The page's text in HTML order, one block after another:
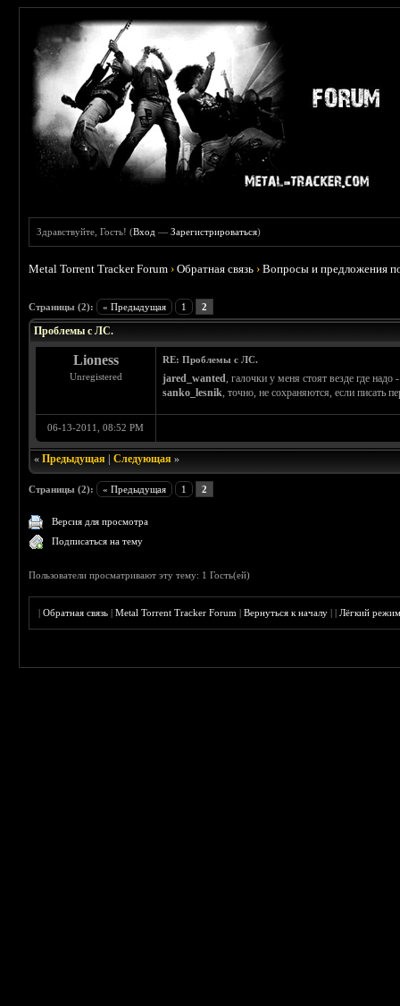
Здравствуйте, Гость! (Вход —Зарегистрироваться)
Metal Torrent Tracker Forum ›Обратная связь ›Вопросы и предложения
Страницы (2): « Предыдущая 1 2
Проблемы с ЛС.
Lioness
Unregistered
RE: Проблемы с ЛС.
jared_wanted, галочки у меня стоят везде где
sanko_lesnik, точно, не сохраняются, если писать
06-13-2011, 08:52 PM
«Предыдущая |Следующая »
Страницы (2): « Предыдущая 1 2
Версия для просмотра
Подписаться на тему
Пользователи просматривают эту тему: 1 Гость(ей)
|Обратная связь |Metal Torrent Tracker Forum |Вернуться к началу ||Лёгкий